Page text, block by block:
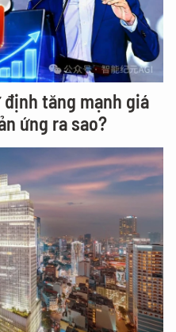
tăng mạnh giá
ứng ra sao?